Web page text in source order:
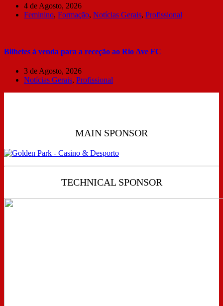
4 de Agosto, 2026
Feminino, Formação, Notícias Gerais, Profissional
Bilhetes à venda para a receção ao Rio Ave FC
3 de Agosto, 2026
Notícias Gerais, Profissional
MAIN SPONSOR
TECHNICAL SPONSOR